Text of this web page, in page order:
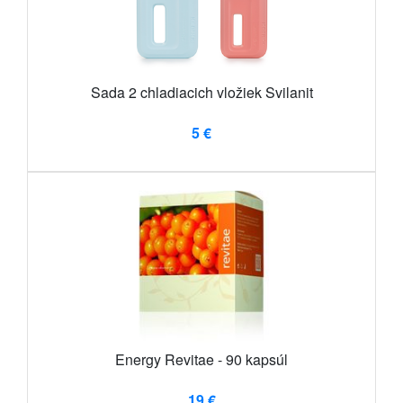
Sada 2 chladiacich vložiek Svilanit
5 €
Energy Revitae - 90 kapsúl